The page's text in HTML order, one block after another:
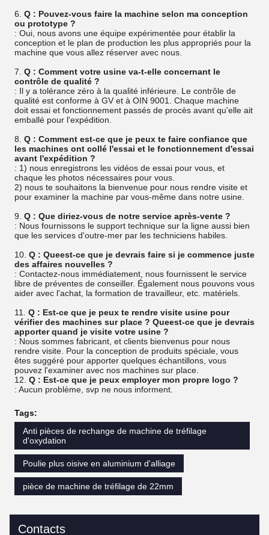
6. Q : Pouvez-vous faire la machine selon ma conception
ou prototype ?
: Oui, nous avons une équipe expérimentée pour établir la
conception et le plan de production les plus appropriés pour la
machine que vous allez réserver avec nous.
7. Q : Comment votre usine va-t-elle concernant le
contrôle de qualité ?
: Il y a tolérance zéro à la qualité inférieure. Le contrôle de
qualité est conforme à GV et à OIN 9001. Chaque machine
doit essai et fonctionnement passés de procès avant qu'elle ait
emballé pour l'expédition.
8. Q : Comment est-ce que je peux te faire confiance que
les machines ont collé l'essai et le fonctionnement d'essai
avant l'expédition ?
: 1) nous enregistrons les vidéos de essai pour vous, et
chaque les photos nécessaires pour vous.
2) nous te souhaitons la bienvenue pour nous rendre visite et
pour examiner la machine par vous-même dans notre usine.
9. Q : Que diriez-vous de notre service après-vente ?
: Nous fournissons le support technique sur la ligne aussi bien
que les services d'outre-mer par les techniciens habiles.
10. Q : Queest-ce que je devrais faire si je commence juste
des affaires nouvelles ?
: Contactez-nous immédiatement, nous fournissent le service
libre de préventes de conseiller. Également nous pouvons vous
aider avec l'achat, la formation de travailleur, etc. matériels.
11. Q : Est-ce que je peux te rendre visite usine pour
vérifier des machines sur place ? Queest-ce que je devrais
apporter quand je visite votre usine ?
: Nous sommes fabricant, et clients bienvenus pour nous
rendre visite. Pour la conception de produits spéciale, vous
êtes suggéré pour apporter quelques échantillons, vous
pouvez l'examiner avec nos machines sur place.
12. Q : Est-ce que je peux employer mon propre logo ?
: Aucun problème, svp ne nous informent.
Tags:
Anti pièces de rechange de machine de tréfilage
d'oxydation
Poulie plus oisive en aluminium d'alliage
pièce de machine de tréfilage de 22mm
Contacts